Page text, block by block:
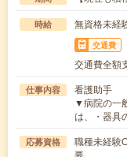
時給 無資格未
交通費
交通費全額
仕事内容
看護助手
▼病院の一
は、・器具
応募資格
職種未経験
要